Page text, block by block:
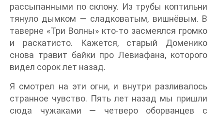
рассыпанными по склону. Из трубы коптильни
тянуло дымком — сладковатым, вишнёвым. В
таверне «Три Волны» кто-то засмеялся громко
и раскатисто. Кажется, старый Доменико
снова травит байки про Левиафана, которого
видел сорок лет назад.
Я смотрел на эти огни, и внутри разливалось
странное чувство. Пять лет назад мы пришли
сюда чужаками — четверо оборванцев с